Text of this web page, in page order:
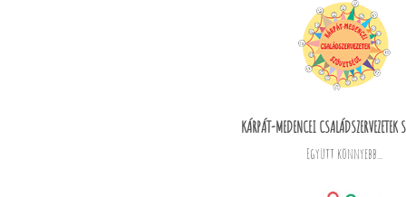
KÁRPÁT-MEDENCEI CSALÁDSZERVEZETEK
Együtt könnyebb...